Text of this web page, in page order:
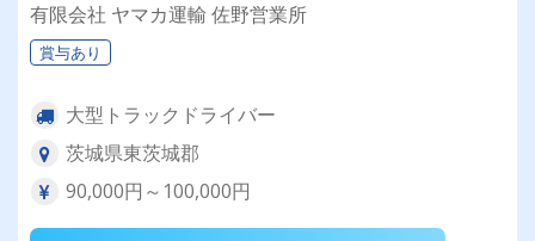
有限会社 ヤマカ運輸 佐野営業所
賞与あり
大型トラックドライバー
茨城県東茨城郡
90,000円～100,000円